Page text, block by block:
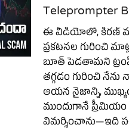
ఈ వీడియోలో, కిరణ్
ప్రకటనల గురించి
బూత్ పెడతామని
తగ్గడం గురించి
ఆయన నైజాన్ని,
ముందుగానే ప్రీమియం
విమర్శించాను—ఇది